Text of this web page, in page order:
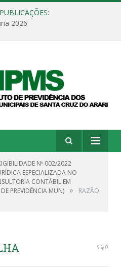
2026
Nº 002/2022
ESPECIALIZADA NO
CONTÁBIL EM
PREVIDÊNCIA MUN) »
RAZÃO
0